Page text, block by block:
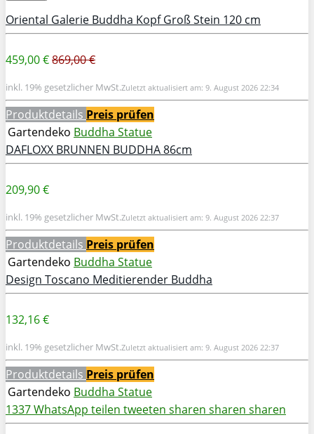
Oriental Galerie Buddha Kopf Groß Stein 120 cm
459,00 €869,00 €
inkl. 19% gesetzlicher MwSt.Zuletzt aktualisiert am: 9. August 2026 22:34
Produktdetails Preis prüfen
Gartendeko Buddha Statue
DAFLOXX BRUNNEN BUDDHA 86cm
209,90 €
inkl. 19% gesetzlicher MwSt.Zuletzt aktualisiert am: 9. August 2026 22:37
Produktdetails Preis prüfen
Gartendeko Buddha Statue
Design Toscano Meditierender Buddha
132,16 €
inkl. 19% gesetzlicher MwSt.Zuletzt aktualisiert am: 9. August 2026 22:37
Produktdetails Preis prüfen
Gartendeko Buddha Statue
1337WhatsApp teilen tweeten sharen sharen sharen